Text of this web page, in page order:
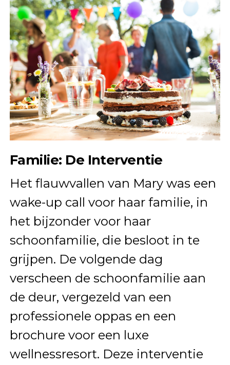
Familie: De Interventie
Het flauwvallen van Mary was een
wake-up call voor haar familie, in
het bijzonder voor haar
schoonfamilie, die besloot in te
grijpen. De volgende dag
verscheen de schoonfamilie aan
de deur, vergezeld van een
professionele oppas en een
brochure voor een luxe
wellnessresort. Deze interventie